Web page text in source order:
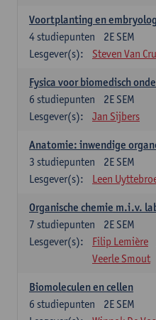
Voortplanting en
2E SEM
4studiepunten
Lesgever(s):
Steven Van
Fysica voor biomedisch
2E SEM
6 studiepunten
Lesgever(s):
Jan Sijbers
Anatomie: inwendige
2E SEM
3 studiepunten
Lesgever(s):
Leen
Organische chemie m.i.v.
2E SEM
7 studiepunten
Lesgever(s):
Filip Lemière
Veerle Smout
Biomoleculen en cellen
2E SEM
6 studiepunten